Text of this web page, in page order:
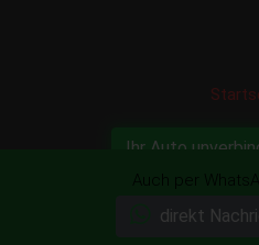
Ihr Auto
Auch per
direkt